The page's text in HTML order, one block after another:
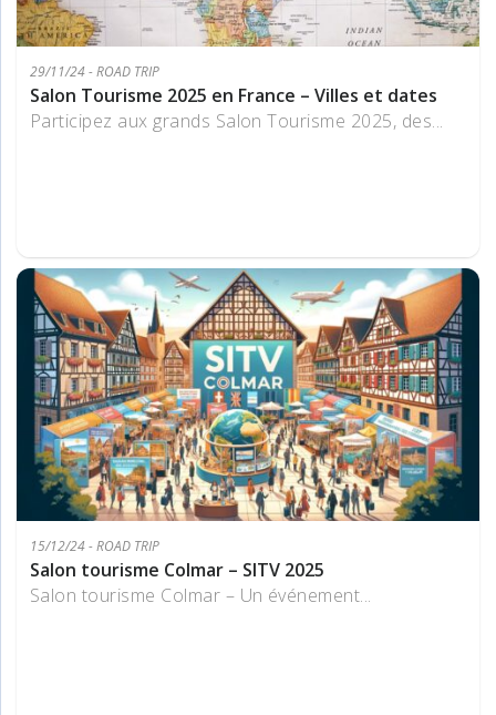
29/11/24 - ROAD TRIP
Salon Tourisme 2025 en France – Villes et dates
Participez aux grands Salon Tourisme 2025, des...
15/12/24 - ROAD TRIP
Salon tourisme Colmar – SITV 2025
Salon tourisme Colmar – Un événement...